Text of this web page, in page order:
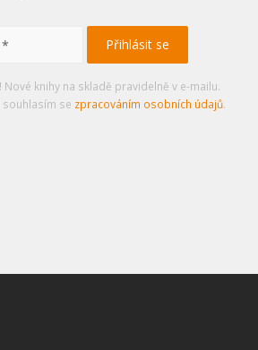
knihy na skladě pravidelně v e-mailu.
se zpracováním osobních údajů.